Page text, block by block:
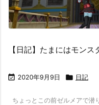
【日記】たまにはモンス
 2020年9月9日  日記
ちょっとこの前ゼルメアで潜